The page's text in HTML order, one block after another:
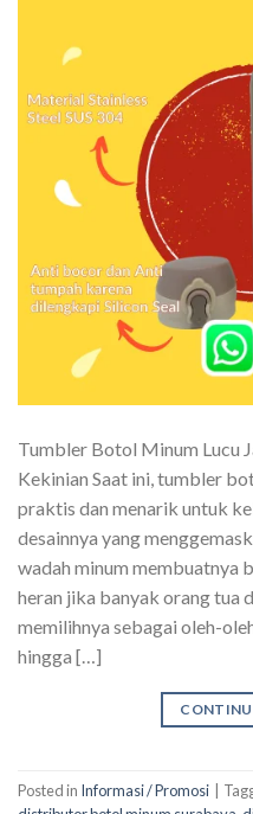
Tumbler Botol Minum Lucu
Kekinian Saat ini, tumbler
praktis dan menarik untuk
desainnya yang
wadah minum membuatnya
heran jika banyak orang tua
memilihnya sebagai oleh-
hingga […]
Posted in Informasi / Promosi